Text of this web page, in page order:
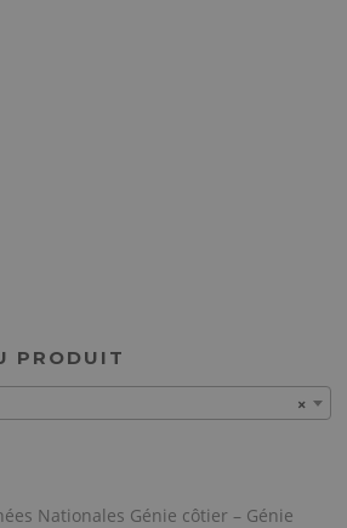
PRODUIT
×
Nationales Génie côtier – Génie